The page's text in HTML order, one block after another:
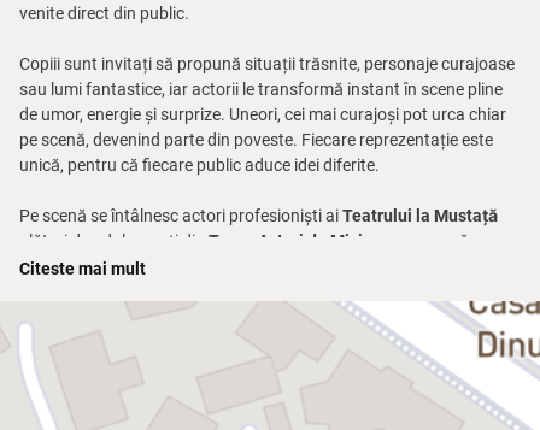
venite direct din public.
Copiii sunt invitați să propună situații trăsnite, personaje curajoase
sau lumi fantastice, iar actorii le transformă instant în scene pline
de umor, energie și surprize. Uneori, cei mai curajoși pot urca chiar
pe scenă, devenind parte din poveste. Fiecare reprezentație este
unică, pentru că fiecare public aduce idei diferite.
Pe scenă se întâlnesc actori profesioniști aiTeatrului la Mustață
alături de adolescenți din Trupa Actori de Mici
care urmează
cursuri de improvizație, într-un spectacol viu de creativitate, joacă și
ascultarea, colaborarea și încrederea în propriile idei.
„Copiii au idei trăsnite
” este o experiență teatrală interactivă pentru
copii curajoși și părinți curioși, un spectacol educativ și distractiv,
care aduce râsete, surprize și multă imaginație. Locul în care copiii
Citeste mai mult